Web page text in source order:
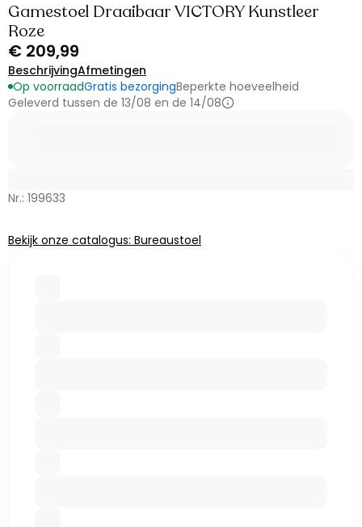
Gamestoel Draaibaar VICTORY Kunstleer
Roze
€ 209,99
BeschrijvingAfmetingen
Op voorraadGratis bezorgingBeperkte hoeveelheid
Geleverd tussen de 13/08 en de 14/08
Nr.: 199633
Bekijk onze catalogus: Bureaustoel